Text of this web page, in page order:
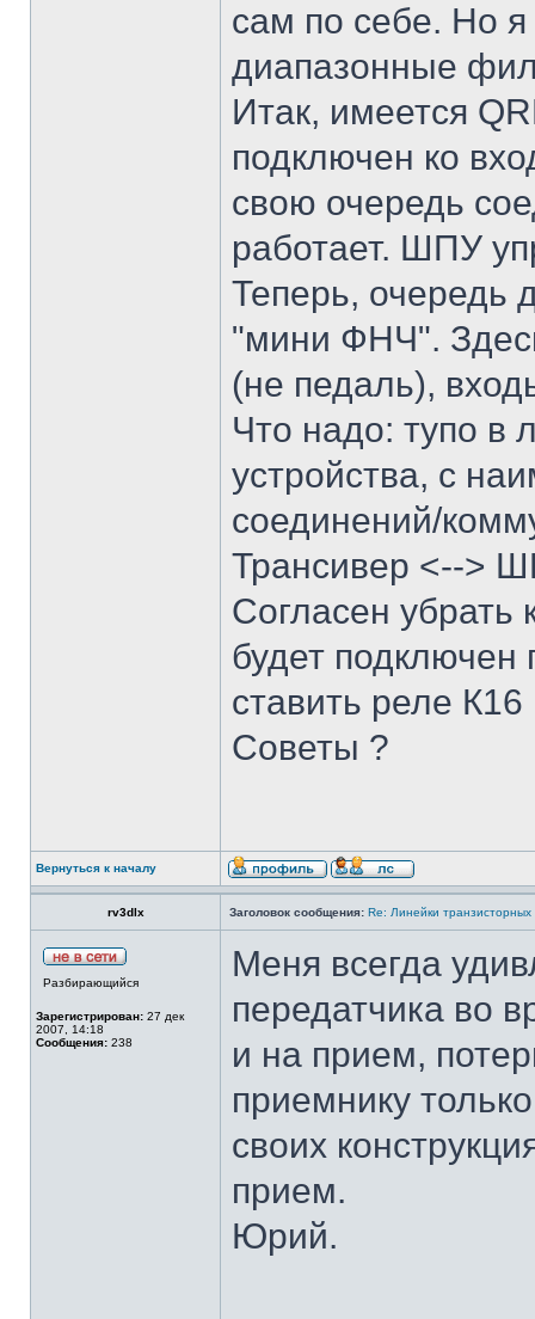
сам по себе. Но я
диапазонные
Итак, имеется
подключен ко
свою очередь
работает. ШПУ
Теперь, очередь
"мини ФНЧ".
(не педаль),
Что надо: тупо в
устройства, с
соединений/
Трансивер <-->
Согласен
будет подключен
ставить реле
Советы ?
Вернуться к началу
rv3dlx Заголовок сообщения: Re: Линейки
Разбирающийся
Зарегистрирован: 27 дек
2007, 14:18
Сообщения: 238
Меня всегда
передатчика во
и на прием,
приемнику
своих
прием.
Юрий.